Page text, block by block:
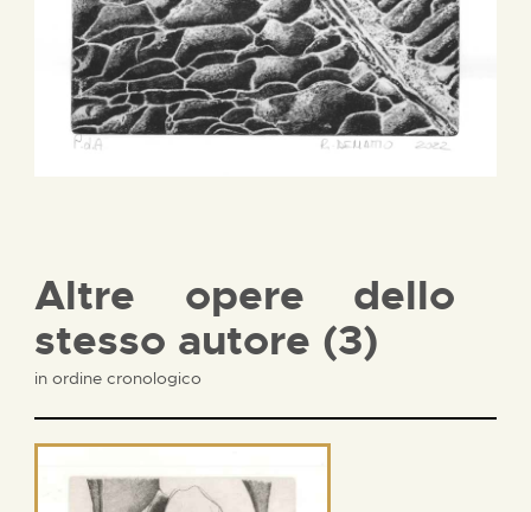
Altre opere dello
stesso autore (3)
in ordine cronologico